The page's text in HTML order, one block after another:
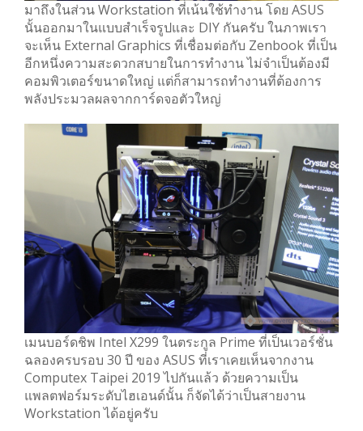
มาถึงในส่วน Workstation ที่เน้นใช้ทำงาน โดย ASUS
นั้นออกมาในแบบสำเร็จรูปและ DIY กันครับ ในภาพเรา
จะเห็น External Graphics ที่เชื่อมต่อกับ Zenbook ที่เป็น
อีกหนึ่งความสะดวกสบายในการทำงาน ไม่จำเป็นต้องมี
คอมพิวเตอร์ขนาดใหญ่ แต่ก็สามารถทำงานที่ต้องการ
พลังประมวลผลจากการ์ดจอตัวใหญ่
เมนบอร์ดชิพ Intel X299 ในตระกูล Prime ที่เป็นเวอร์ชั่น
ฉลองครบรอบ 30 ปี ของ ASUS ที่เราเคยเห็นจากงาน
Computex Taipei 2019 ไปกันแล้ว ด้วยความเป็น
แพลตฟอร์มระดับไฮเอนด์นั้น ก็จัดได้ว่าเป็นสายงาน
Workstation ได้อยู่ครับ